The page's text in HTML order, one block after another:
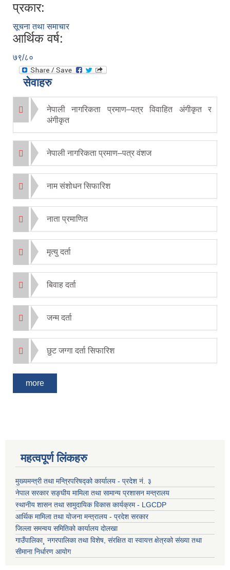
प्रकार:
सूचना तथा समाचार
आर्थिक वर्ष:
७९/८०
सेवाहरु
नेपाली नागरिकता प्रमाण–पत्र विवाहित अंगीकृत र
अंगीकृत
नेपाली नागरिकता प्रमाण–पत्र वंशज
नाम संशोधन सिफारिश
नाता प्रमाणित
मृत्यु दर्ता
बिवाह दर्ता
जन्म दर्ता
छुट जग्गा दर्ता सिफारिश
more
महत्वपूर्ण लिंकहरु
मुख्यमन्त्री तथा मन्त्रिपरिषद्को कार्यालय - प्रदेश नं. ३
नेपाल सरकार सङ्घीय मामिला तथा सामान्य प्रशासन मन्त्रालय
स्थानीय शासन तथा सामुदायिक विकास कार्यक्रम - LGCDP
आर्थिक मामिला तथा योजना मन्त्रालय - प्रदेश सरकार
जिल्ला समन्वय समितिको कार्यालय दोलखा
गाउँपालिका¸ नगरपालिका तथा विशेष, संरक्षित वा स्वायत्त क्षेत्रको संख्या तथा
सीमाना निर्धारण आयोग